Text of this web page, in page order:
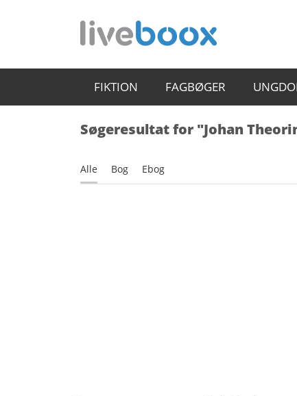
FIKTION FAGBØGER
Søgeresultat for "Johan
Alle Bog Ebog